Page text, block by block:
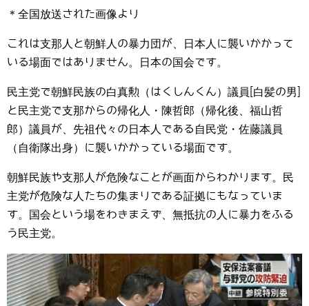
＊全国放送された画像より
これは支那人と朝鮮人の暴力団が、日本人に襲いかかって
いる場面ではありません。日本の国会です。
民主党で朝鮮民族の白真勲（はくしんくん）議員[白髪の男]
と民主党で支那からの帰化人・陳哲郎（帰化後、福山哲
郎）議員が、先祖代々の日本人である自民党・佐藤議員
（自衛隊出身）に襲いかかっている場面です。
朝鮮民族や支那人が危険なことが画面からわかります。民
主党が危険な人たちの集まりである証拠にもなっていま
す。国会という場をわきまえず、無抵抗の人に暴力をふる
う民主党。